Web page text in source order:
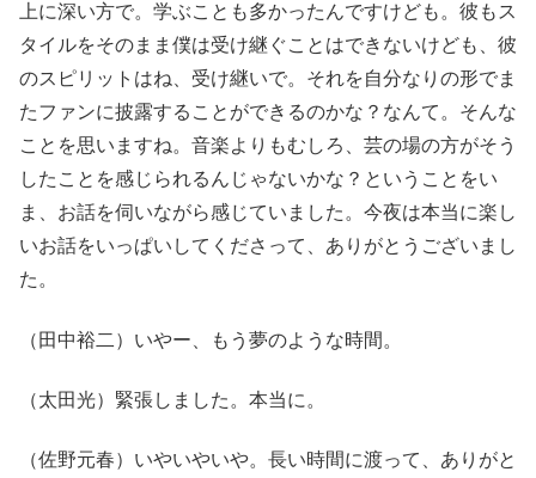
上に深い方で。学ぶことも多かったんですけども。彼もス
タイルをそのまま僕は受け継ぐことはできないけども、彼
のスピリットはね、受け継いで。それを自分なりの形でま
たファンに披露することができるのかな？なんて。そんな
ことを思いますね。音楽よりもむしろ、芸の場の方がそう
したことを感じられるんじゃないかな？ということをい
ま、お話を伺いながら感じていました。今夜は本当に楽し
いお話をいっぱいしてくださって、ありがとうございまし
た。
（田中裕二）いやー、もう夢のような時間。
（太田光）緊張しました。本当に。
（佐野元春）いやいやいや。長い時間に渡って、ありがと